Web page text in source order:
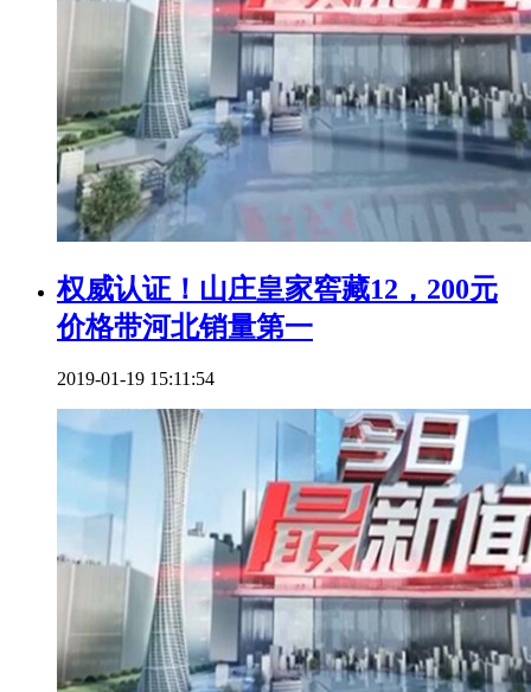
权威认证！山庄皇家窖藏12，200元
价格带河北销量第一
2019-01-19 15:11:54